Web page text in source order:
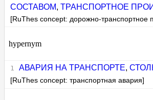
СОСТАВОМ,ТРАНСПОРТНОЕ
[RuThes concept: дорожно-транспортное
hypernym
АВАРИЯ НА ТРАНСПОРТЕ,
[RuThes concept: транспортная авария]